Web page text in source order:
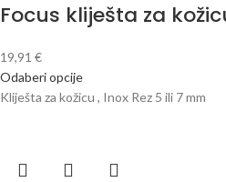
Focus kliješta za
19,91 €
Odaberi opcije
Kliješta za kožicu , Inox Rez 5 ili 7 mm